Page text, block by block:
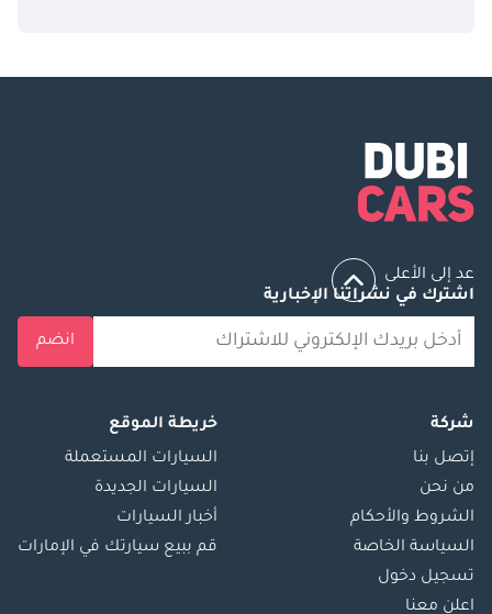
عد إلى الأعلى
اشترك في نشراتنا الإخبارية
انضم
شركة
إتصل بنا
من نحن
الشروط والأحكام
السياسة الخاصة
تسجيل دخول
اعلن معنا
خريطة الموقع
السيارات المستعملة
السيارات الجديدة
أخبار السيارات
قم ببيع سيارتك في الإمارات